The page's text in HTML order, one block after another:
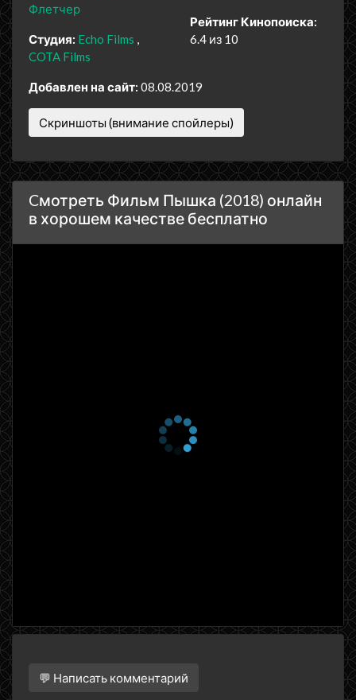
Флетчер
Студия: Echo Films
COTA Films
Рейтинг Кинопоиска:
6.4 из 10
Добавлен на сайт: 08.08.2019
Скриншоты (внимание спойлеры)
Cмотреть Фильм Пышка (2018) онлайн
в хорошем качестве бесплатно
💬 Написать комментарий